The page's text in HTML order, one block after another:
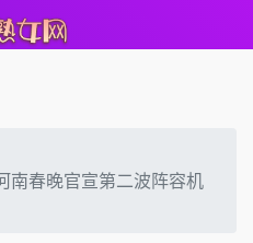
南春晚官宣第二波阵容机